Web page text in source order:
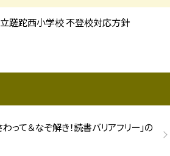
蹉跎西小学校 不登校対応方針
わって＆なぞ解き！読書バリアフリー」の